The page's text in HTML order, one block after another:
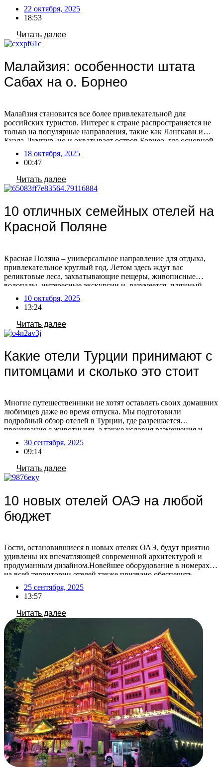
гарантирует приятные перелеты на протяжении всего пути.
Особой популярностью пользуются туры в зимний период
2025-2026, когда климат идеален для пляжного отдыха,
дайвинга и активных развлечений, обещая максимум
солнечных дней. Острова […]
22 октября, 2025
18:53
Читать далее
Малайзия: особенности штата
Сабах на о. Борнео
Малайзия становится все более привлекательной для
российских туристов. Интерес к стране распространяется не
только на популярные направления, такие как Лангкави и
Куала-Лумпур, но и охватывает остров Борнео, где основной
поток российских путешественников направляется в штат
Сабах. Штат активно продвигает себя на российском рынке,
участвуя в различных туристических мероприятиях. Сабах
расположен на острове Борнео, единственном острове […]
18 октября, 2025
00:47
Читать далее
10 отличных семейных отелей на
Красной Поляне
Красная Поляна – универсальное направление для отдыха,
привлекательное круглый год. Летом здесь ждут вас
реликтовые леса, захватывающие пещеры, живописные
водопады, интересные экскурсии и, разумеется, пляжный
релакс. Зимой же Красная Поляна предлагает активный
отдых на горных склонах с последующим расслаблением в
Спа-комплексе, сауне или за вкусным ужином. Планируя
семейное путешествие, уделите внимание выбору отеля в
Красной […]
10 октября, 2025
13:24
Читать далее
Какие отели Турции принимают с
питомцами и сколько это стоит
Многие путешественники не хотят оставлять своих домашних
любимцев даже во время отпуска. Мы подготовили
подробный обзор отелей в Турции, где разрешается
проживание с животными, а также условия размещения и
стоимость этой услуги. По словам туроператоров, спрос на
размещение с питомцами в Турции остаётся стабильным —
такая услуга пользуется постоянным интересом. При этом с
каждым годом […]
30 сентября, 2025
09:14
Читать далее
10 новых отелей ОАЭ на любой
бюджет
Гости, остановившиеся в новых отелях ОАЭ, будут приятно
удивлены их впечатляющей современной архитектурой и
продуманным дизайном.Новейшее оборудование в номерах и
на всей территории отелей также призвано обеспечить
максимальный комфорт. Постояльцам доступны
разнообразные опции для идеального отдыха: от личных
бассейнов и ресторанов высокой кухни (включая заведения со
звездами Мишлен) до современных спа- и фитнес-зон, а также
[…]
25 сентября, 2025
13:57
Читать далее